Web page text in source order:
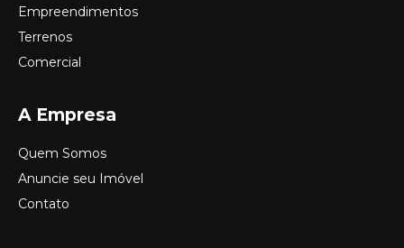
Empreendimentos
Terrenos
Comercial
A Empresa
Quem Somos
Anuncie seu Imóvel
Contato